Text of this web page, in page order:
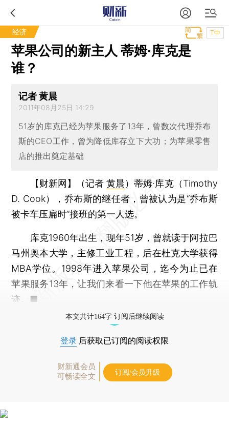
经济 T中
苹果公司的新主人 蒂姆·库克是
谁？
记者 黄晨
2011年08月25日 14:29
51岁的库克已经为苹果服务了13年，曾数次代理乔布
斯的CEO工作，曾为降低库存立下大功；为苹果零售
店的推出奠定基础
【财新网】（记者黄晨）蒂姆·库克（Timothy
D. Cook），乔布斯的继任者，曾被认为是“乔布斯
被卡车压扁时”接班的第一人选。
库克1960年出生，现年51岁，曾就读于阿拉巴
马州奥本大学，主修工业工程，后在杜克大学获得
MBA学位。1998年进入苹果公司，迄今为止已在
苹果服务13年，让我们来看一下他在苹果的工作轨
迹。■
本文共计164字 订阅后继续阅读
登录 后获取已订阅的阅读权限
财新通会员
可畅读全文
订阅/会员升级